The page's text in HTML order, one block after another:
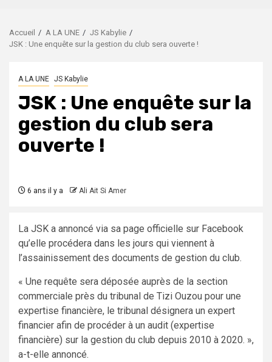
Accueil A LA UNE
JS Kabylie
JSK : Une enquête sur la gestion du club sera ouverte !
A LA UNE JS Kabylie
JSK : Une enquête sur la
gestion du club sera
ouverte !
6 ans il y a Ali Ait Si Amer
La JSK a annoncé via sa page officielle sur Facebook
qu’elle procédera dans les jours qui viennent à
l’assainissement des documents de gestion du club.
« Une requête sera déposée auprès de la section
commerciale près du tribunal de Tizi Ouzou pour une
expertise financière, le tribunal désignera un expert
financier afin de procéder à un audit (expertise
financière) sur la gestion du club depuis 2010 à 2020. »,
a-t-elle annoncé.